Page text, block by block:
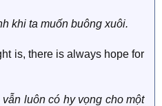
khi ta muốn buông xuôi.
is, there is always hope for
luôn có hy vọng cho một